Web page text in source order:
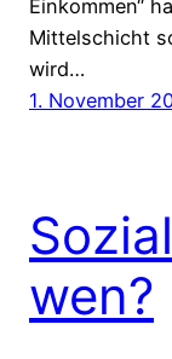
Einkommen“
Mittelschicht
wird…
1. November
wen?